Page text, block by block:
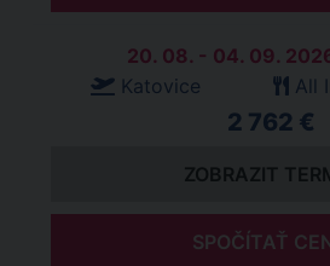
20. 08. - 04. 09.
Katovice
All
2 762 €
ZOBRAZIT
SPOČÍTAŤ